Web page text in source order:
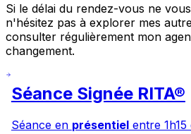
Si le délai du rendez-vous ne
n'hésitez pas à explorer mes
consulter régulièrement mon
changement.
Séance Signée RITA®
Séance en présentielentre 1h15